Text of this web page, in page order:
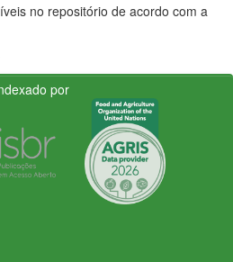
no repositório de acordo com a
por